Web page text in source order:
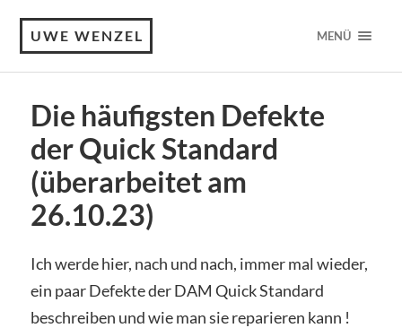
UWE WENZEL MENÜ
Die häufigsten Defekte
der Quick Standard
(überarbeitet am
26.10.23)
Ich werde hier, nach und nach, immer mal wieder,
ein paar Defekte der DAM Quick Standard
beschreiben und wie man sie reparieren kann !